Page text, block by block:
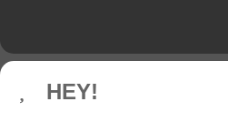
HEY!